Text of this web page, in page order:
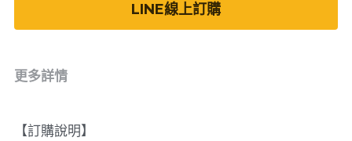
LINE線上訂購
更多詳情
【訂購說明】